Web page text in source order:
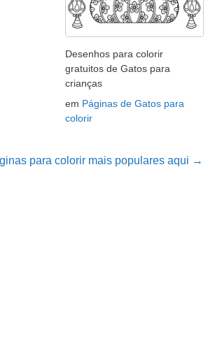
Desenhos para colorir
gratuitos de Gatos para
crianças
em Páginas de Gatos para
colorir
para colorir mais populares aqui →